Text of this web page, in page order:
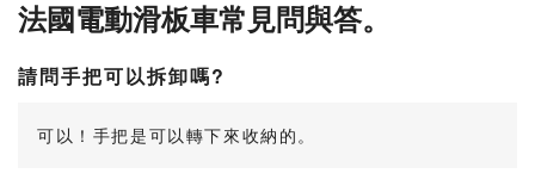
法國電動滑板車常見問與答。
請問手把可以拆卸嗎?
可以！手把是可以轉下來收納的。